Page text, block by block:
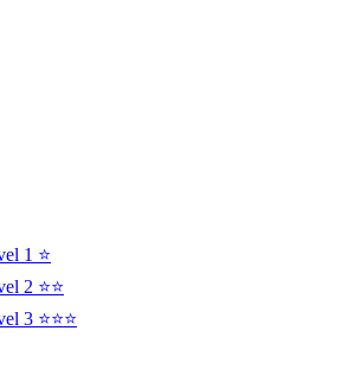
1 ⭐
2 ⭐⭐
3 ⭐⭐⭐